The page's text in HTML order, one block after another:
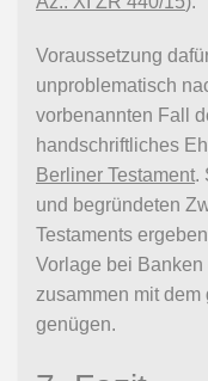
Voraussetzung
unproblematisch
vorbenannten Fall
handschriftliches
Berliner Testament.
und begründeten
Testaments
Vorlage bei
zusammen mit dem
genügen.